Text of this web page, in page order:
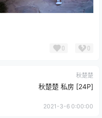
0 0
秋楚楚
秋楚楚 私房 [24P]
2021-3-6 0:00:00